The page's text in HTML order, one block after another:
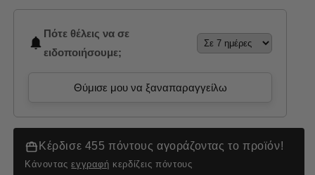
Πότε θέλεις να σε
ειδοποιήσουμε;
Θύμισε μου να ξαναπαραγγείλω
Κέρδισε 455 πόντους αγοράζοντας το προϊόν!
Κάνονταςεγγραφή κερδίζεις πόντους